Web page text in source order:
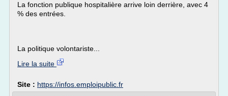
La fonction publique hospitalière arrive loin derrière, avec 4
% des entrées.
La politique volontariste...
Lire la suite
Site : https://infos.emploipublic.fr